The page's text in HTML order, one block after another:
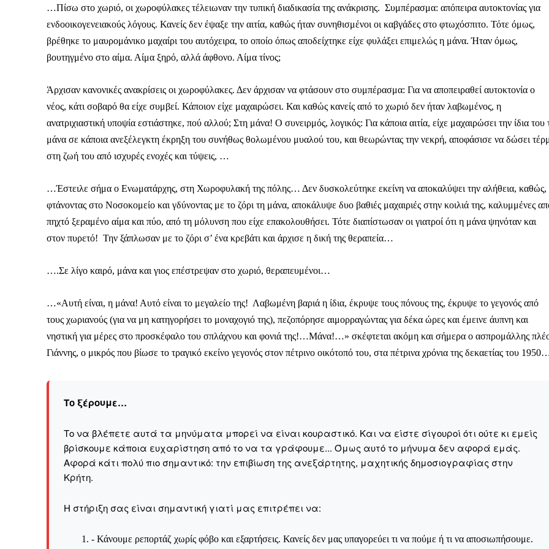
Το ξέρουμε…
Το να βλέπετε αυτά τα μηνύματα μπορεί να είναι κουραστικό. Και να είστε σίγουροί
πολύ πιο σημαντικό: την επιβίωση της ανεξάρτητης, μαχητικής δημοσιογραφίας στην
Η στήριξη σας είναι σημαντική γιατί μας επιτρέπει να:
- Κάνουμε ρεπορτάζ χωρίς φόβο και εξαρτήσεις. Κανείς δεν μας υπαγορεύει τι
αποσιωπήσουμε.
- Κρατάμε τη δημοσιογραφία μας προσβάσιμη σε όλους, ακόμη και σε αυτούς
ικανότητα να πληρώσουν. Χωρίς paywall, χωρίς προνόμια μόνο για όσους έχουν
Η απλή αλήθεια είναι ότι τα έσοδα διαρκώς συρρικνώνονται. Αν πιστεύετε ότι μια
ενημέρωση είναι ζωτικής σημασίας για τη δημοκρατία και τον έλεγχο της εξουσίας,
να συνεχίσουμε.
Σας ευχαριστούμε θερμά.
…Πίσω στο χωριό, οι χωροφύλακες τέλειωναν την τυπική διαδικασία της ανάκρισης. Συμπέρασμα: απόπειρα αυτοκτονίας για
ενδοοικογενειακούς λόγους. Κανείς δεν έψαξε την αιτία, καθώς ήταν συνηθισμένοι οι καβγάδες στο φτωχόσπιτο. Τότε όμως,
βρέθηκε το μαυρομάνικο μαχαίρι του αυτόχειρα, το οποίο όπως αποδείχτηκε είχε φυλάξει επιμελώς η μάνα. Ήταν όμως,
βουτηγμένο στο αίμα. Αίμα ξηρό, αλλά άφθονο. Αίμα τίνος;
Άρχισαν κανονικές ανακρίσεις οι χωροφύλακες. Δεν άρχισαν να φτάσουν στο συμπέρασμα: Για να αποπειραθεί αυτοκτονία ο
νέος, κάτι σοβαρό θα είχε συμβεί. Κάποιον είχε μαχαιρώσει. Και καθώς κανείς από το χωριό δεν ήταν λαβωμένος, η
ανατριχιαστική υποψία εστιάστηκε, πού αλλού; Στη μάνα! Ο συνειρμός, λογικός: Για κάποια αιτία, είχε μαχαιρώσει την ίδια του
μάνα σε κάποια ανεξέλεγκτη έκρηξη του συνήθως θολωμένου μυαλού του, και θεωρώντας την νεκρή, αποφάσισε να δώσει
στη ζωή του από ισχυρές ενοχές και τύψεις, …
…Έστειλε σήμα ο Ενωματάρχης, στη Χωροφυλακή της πόλης… Δεν δυσκολεύτηκε εκείνη να αποκαλύψει την αλήθεια, καθώς,
φτάνοντας στο Νοσοκομείο και γδύνοντας με το ζόρι τη μάνα, αποκάλυψε δυο βαθιές μαχαιριές στην κοιλιά της, καλυμμένες
πηχτό ξεραμένο αίμα και πύο, από τη μόλυνση που είχε επακολουθήσει. Τότε διαπίστωσαν οι γιατροί ότι η μάνα ψηνόταν και
στον πυρετό! Την ξάπλωσαν με το ζόρι σ’ ένα κρεβάτι και άρχισε η δική της θεραπεία…
….Σε λίγο καιρό, μάνα και γιος επέστρεψαν στο χωριό, θεραπευμένοι…
…«Αυτή είναι, η μάνα! Αυτό είναι το μεγαλείο της! Λαβωμένη βαριά η ίδια, έκρυψε τους πόνους της, έκρυψε το γεγονός από
τους χωριανούς (για να μη κατηγορήσει το μοναχογιό της), πεζοπόρησε αιμορραγώντας για δέκα ώρες και έμεινε άυπνη και
νηστική για μέρες στο προσκέφαλο του σπλάχνου και φονιά της!…Μάνα!…» σκέφτεται ακόμη και σήμερα ο ασπρομάλλης
Γιάννης, ο μικρός που βίωσε το τραγικό εκείνο γεγονός στον πέτρινο οικότοπό του, στα πέτρινα χρόνια της δεκαετίας του
Το ξέρουμε…
Το να βλέπετε αυτά τα μηνύματα μπορεί να είναι κουραστικό. Και να είστε σίγουροί ότι ούτε κι εμείς
βρίσκουμε κάποια ευχαρίστηση από το να τα γράφουμε... Όμως αυτό το μήνυμα δεν αφορά εμάς.
Αφορά κάτι πολύ πιο σημαντικό: την επιβίωση της ανεξάρτητης, μαχητικής δημοσιογραφίας στην
Kρήτη.
Η στήριξη σας είναι σημαντική γιατί μας επιτρέπει να:
- Κάνουμε ρεπορτάζ χωρίς φόβο και εξαρτήσεις. Κανείς δεν μας υπαγορεύει τι να πούμε ή τι να αποσιωπήσουμε.